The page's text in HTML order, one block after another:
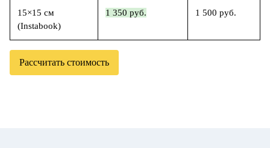
15×15 см
(Instabook)
1 350 руб. 1 500 руб.
Рассчитать стоимость